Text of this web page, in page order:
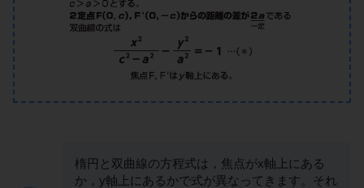
楕円と双曲線の方程式は，焦点がx軸上にある
か，y軸上にあるかで式が異なってきます。それ